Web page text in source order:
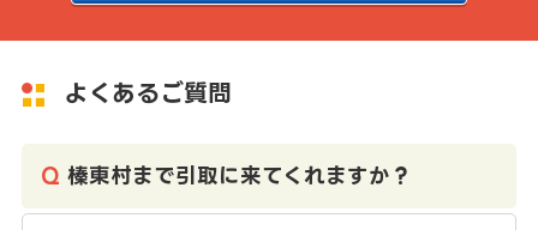
よくあるご質問
榛東村まで引取に来てくれますか？